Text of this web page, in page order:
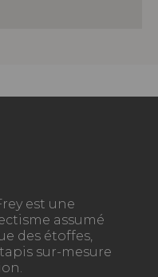
est une
assumé
des étoffes,
sur-mesure